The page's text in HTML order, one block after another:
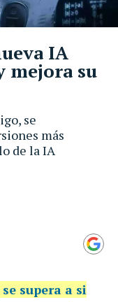
se
más
de la IA
IA
mejora su
supera a si